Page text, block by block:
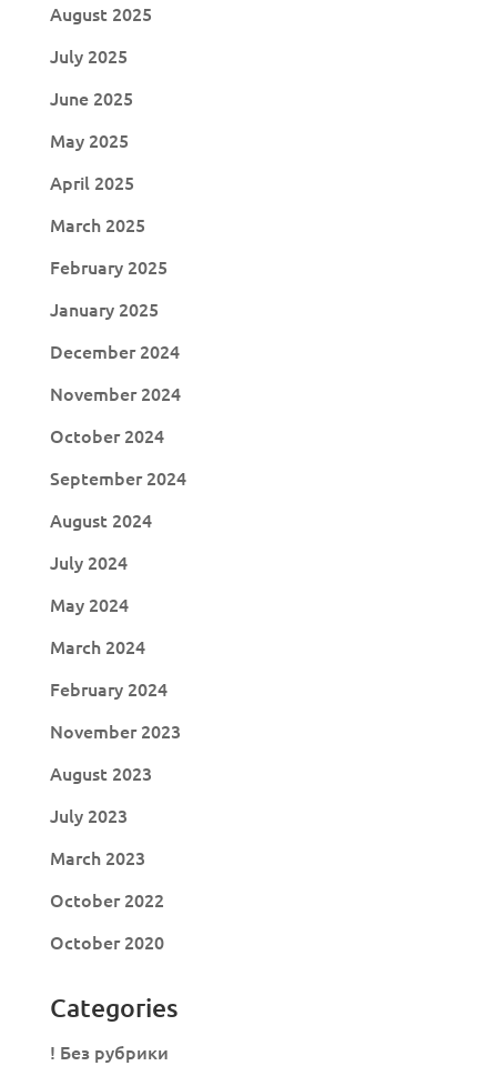
August 2025
July 2025
June 2025
May 2025
April 2025
March 2025
February 2025
January 2025
December 2024
November 2024
October 2024
September 2024
August 2024
July 2024
May 2024
March 2024
February 2024
November 2023
August 2023
July 2023
March 2023
October 2022
October 2020
Categories
! Без рубрики